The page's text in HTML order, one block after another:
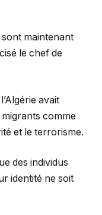
sont maintenant
le chef de
avait
comme
et le terrorisme.
des individus
identité ne soit